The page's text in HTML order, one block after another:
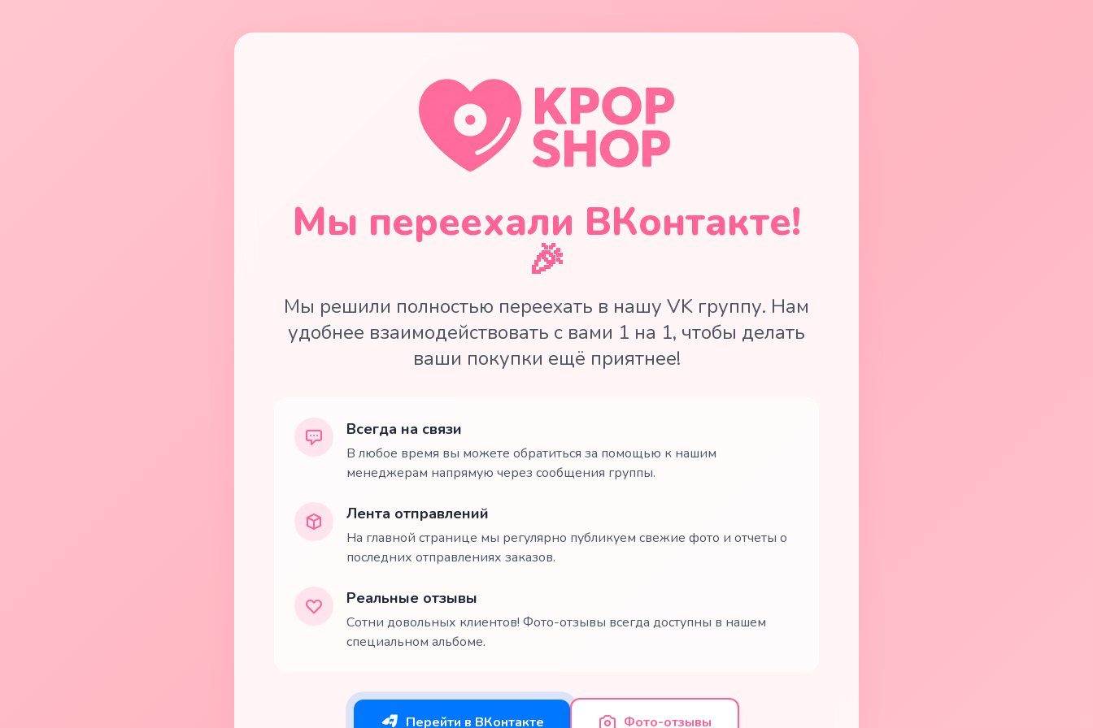
Мы переехали ВКонтакте!
🎉
Мы решили полностью переехать в нашу VK группу. Нам
удобнее взаимодействовать с вами 1 на 1, чтобы делать
ваши покупки ещё приятнее!
Всегда на связи
В любое время вы можете обратиться за помощью к нашим
менеджерам напрямую через сообщения группы.
Лента отправлений
На главной странице мы регулярно публикуем свежие фото и отчеты о
последних отправлениях заказов.
Реальные отзывы
Сотни довольных клиентов! Фото-отзывы всегда доступны в нашем
специальном альбоме.
Перейти в ВКонтакте Фото-отзывы